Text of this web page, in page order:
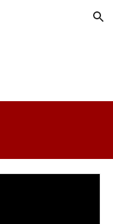
Skip to navigation